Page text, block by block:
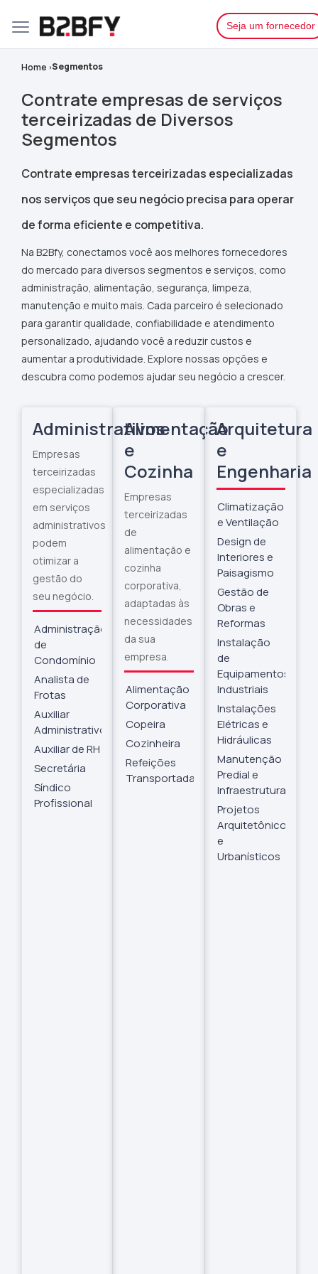
Seja um fornecedor
Home Segmentos
Contrate empresas de serviços
terceirizadas de Diversos
Segmentos
Contrate empresas terceirizadas especializadas
nos serviços que seu negócio precisa para operar
de forma eficiente e competitiva.
Na B2Bfy, conectamos você aos melhores fornecedores
do mercado para diversos segmentos e serviços, como
administração, alimentação, segurança, limpeza,
manutenção e muito mais. Cada parceiro é selecionado
para garantir qualidade, confiabilidade e atendimento
personalizado, ajudando você a reduzir custos e
aumentar a produtividade. Explore nossas opções e
descubra como podemos ajudar seu negócio a crescer.
Administrativos
Empresas
terceirizadas
especializadas
em serviços
administrativos
podem
otimizar a
gestão do
seu negócio.
Administração
de
Condomínio
Analista de
Frotas
Auxiliar
Administrativo
Auxiliar de RH
Secretária
Síndico
Profissional
Alimentação
e
Cozinha
Empresas
terceirizadas
de
alimentação e
cozinha
corporativa,
adaptadas às
necessidades
da sua
empresa.
Alimentação
Corporativa
Copeira
Cozinheira
Refeições
Transportadas
Arquitetura
e
Engenharia
Climatização
e Ventilação
Design de
Interiores e
Paisagismo
Gestão de
Obras e
Reformas
Instalação
de
Equipamentos
Industriais
Instalações
Elétricas e
Hidráulicas
Manutenção
Predial e
Infraestrutura
Projetos
Arquitetônicos
e
Urbanísticos